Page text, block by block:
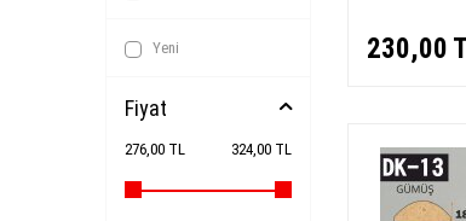
Yeni
Fiyat
276,00 TL 324,00 TL
230,00